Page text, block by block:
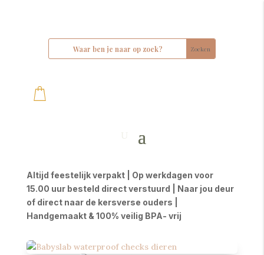
Altijd feestelijk verpakt | Op werkdagen voor
15.00 uur besteld direct verstuurd | Naar jou deur
of direct naar de kersverse ouders |
Handgemaakt & 100% veilig BPA- vrij